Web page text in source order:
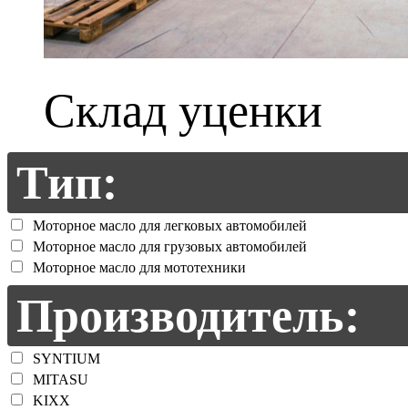
Склад уценки
Тип:
Моторное масло для легковых автомобилей
Моторное масло для грузовых автомобилей
Моторное масло для мототехники
Производитель:
SYNTIUM
MITASU
KIXX